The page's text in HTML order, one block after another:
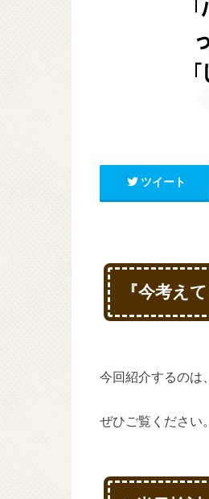
ツイート
『今考え
今回紹介するのは、
ぜひご覧ください。